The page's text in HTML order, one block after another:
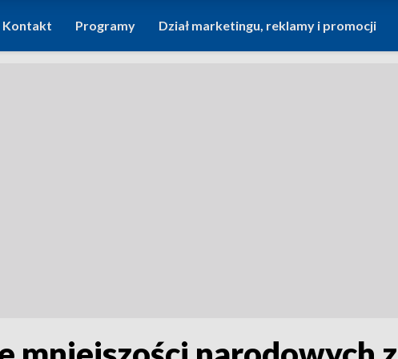
Kontakt Programy Dział marketingu, reklamy i promocji